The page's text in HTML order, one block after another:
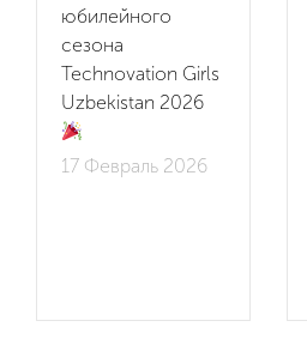
Мы
ИТ-продукты
en
юбилейного
сезона
Technovation Girls
Uzbekistan 2026
17 Февраль 2026